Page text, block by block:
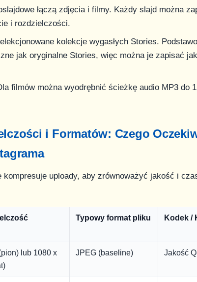
łączą zdjęcia i filmy. Każdy slajd można
i rozdzielczości.
kolekcje wygasłych Stories.
jak oryginalne Stories, więc można je zapisać
filmów można wyodrębnić ścieżkę audio MP3 do
i Formatów: Czego
uploady, aby zrównoważyć jakość i
Typowy format pliku Kodek /
lub 1080 x
JPEG (baseline) Jakość